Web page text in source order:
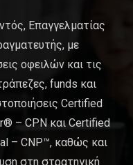
Επαγγελματίας
με
οφειλών και τις
funds και
Certified
– CPN και Certified
– CNP™, καθώς και
στη στρατηγική